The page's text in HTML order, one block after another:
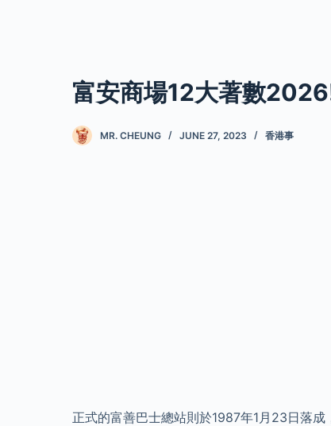
富安商場12大著數
MR. CHEUNG JUNE 27, 2023 香港事
正式的富善巴士總站則於1987年1月23日落成